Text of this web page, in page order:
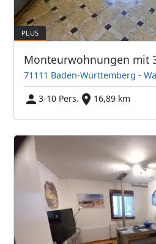
71111 Baden-Württemberg -
3-10 Pers.
16,89 km